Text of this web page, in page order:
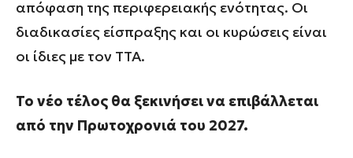
απόφαση της περιφερειακής ενότητας. Οι
διαδικασίες είσπραξης και οι κυρώσεις είναι
οι ίδιες με τον ΤΤΑ.
Το νέο τέλος θα ξεκινήσει να επιβάλλεται
από την Πρωτοχρονιά του 2027.